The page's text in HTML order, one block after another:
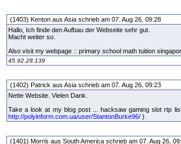
(1403) Kenton aus Asia schrieb am 07. Aug 26, 09:28
Hallo, Ich finde den Aufbau der Webseite sehr gut.
Macht weiter so.
Also visit my webpage :: primary school math tuition
45.92.28.139
(1402) Patrick aus Asia schrieb am 07. Aug 26, 09:23
Nette Website. Vielen Dank.
Take a look at my blog post ... hacksaw gaming slot rtp
http://polyinform.com.ua/user/StantonBurke96/ )
(1401) Morris aus South America schrieb am 07. Aug 26,